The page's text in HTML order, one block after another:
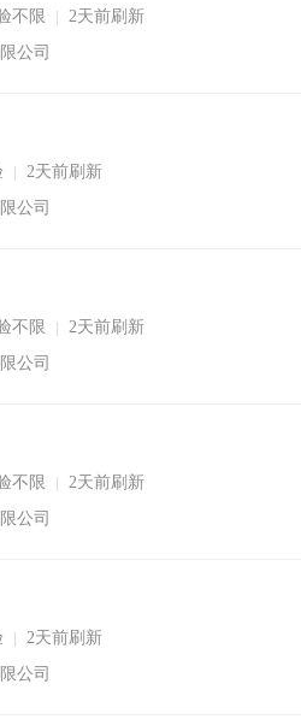
不限
2天前刷新
公司
2天前刷新
公司
不限
2天前刷新
公司
不限
2天前刷新
公司
2天前刷新
公司